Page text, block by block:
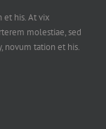
his. At vix
molestiae, sed
novum tation et his.